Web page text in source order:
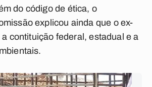
do código de ética, o
explicou ainda que o ex-
contituição federal, estadual e a